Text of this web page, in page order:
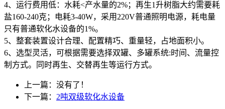
4、运行费用低：水耗<产水量的2%；再生1升树脂大约需要耗
盐160-240克；电耗3-40W，采用220V普通照明电源，耗电量
只有普通软化水设备的1%。
5、整套装置设计合理、配置精巧、重量轻，占地面积小。
6、选型灵活，可根据需要选择双罐、多罐系统:时间、流量控
制方式。同时再生、交替再生等运行方式。
上一篇：没有了！
下一篇： 2吨双级软化水设备